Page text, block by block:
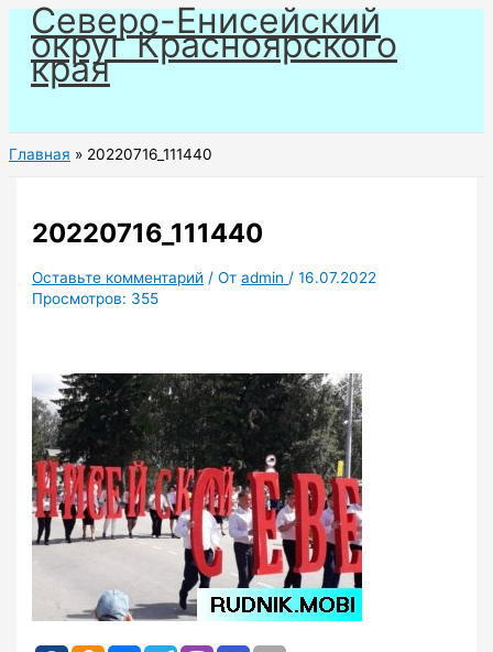
Перейти
содержимому
Северо-Енисейский
округ Красноярского
края
Главная 20220716_111440
20220716_111440
Оставьте комментарий / Отadmin /16.07.2022
Просмотров: 355